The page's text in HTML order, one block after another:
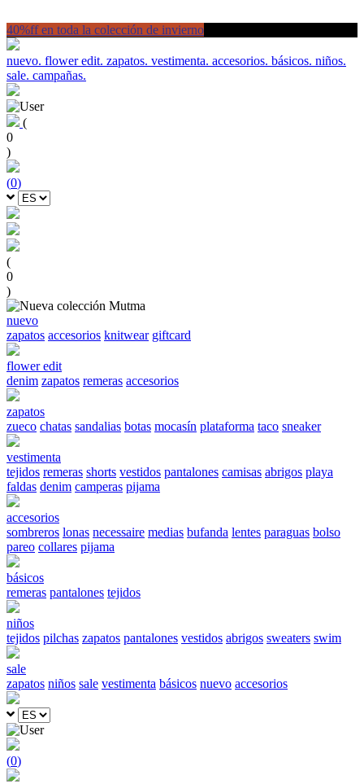
40%ff en toda la colección de invierno
nuevo. flower edit. zapatos. vestimenta. accesorios. básicos. niños.
sale. campañas.
(
0
)
(0)
(
0
)
nuevo
zapatos accesorios knitwear giftcard
flower edit
denim zapatos remeras accesorios
zapatos
zueco chatas sandalias botas mocasín plataforma taco sneaker
vestimenta
tejidos remeras shorts vestidos pantalones camisas abrigos playa
faldas denim camperas pijama
accesorios
sombreros lonas necessaire medias bufanda lentes paraguas bolso
pareo collares pijama
básicos
remeras pantalones tejidos
niños
tejidos pilchas zapatos pantalones vestidos abrigos sweaters swim
sale
zapatos niños sale vestimenta básicos nuevo accesorios
(0)